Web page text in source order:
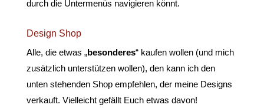
durch die Untermenüs navigieren könnt.
Design Shop
Alle, die etwas „besonderes“ kaufen wollen (und mich
zusätzlich unterstützen wollen), den kann ich den
unten stehenden Shop empfehlen, der meine Designs
verkauft. Vielleicht gefällt Euch etwas davon!